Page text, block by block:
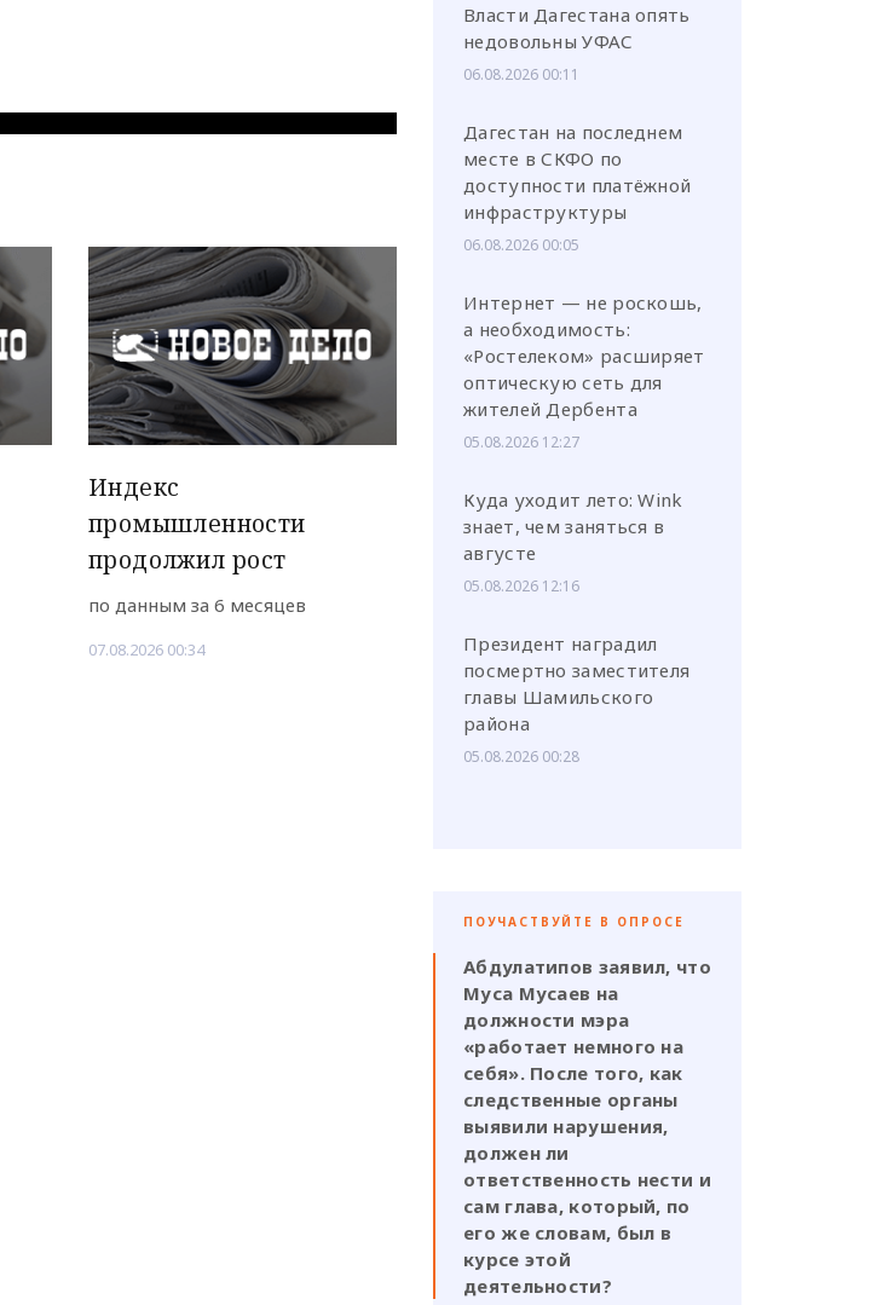
Индекс
промышленности
продолжил рост
по данным за 6 месяцев
07.08.2026 00:34
Власти Дагестана опять
недовольны УФАС
06.08.2026 00:11
Дагестан на последнем
месте в СКФО по
доступности платёжной
инфраструктуры
06.08.2026 00:05
Интернет — не роскошь,
а необходимость:
«Ростелеком» расширяет
оптическую сеть для
жителей Дербента
05.08.2026 12:27
Куда уходит лето: Wink
знает, чем заняться в
августе
05.08.2026 12:16
Президент наградил
посмертно заместителя
главы Шамильского
района
05.08.2026 00:28
ПОУЧАСТВУЙТЕ В ОПРОСЕ
Абдулатипов заявил, что
Муса Мусаев на
должности мэра
«работает немного на
себя». После того, как
следственные органы
выявили нарушения,
должен ли
ответственность нести и
сам глава, который, по
его же словам, был в
курсе этой
деятельности?